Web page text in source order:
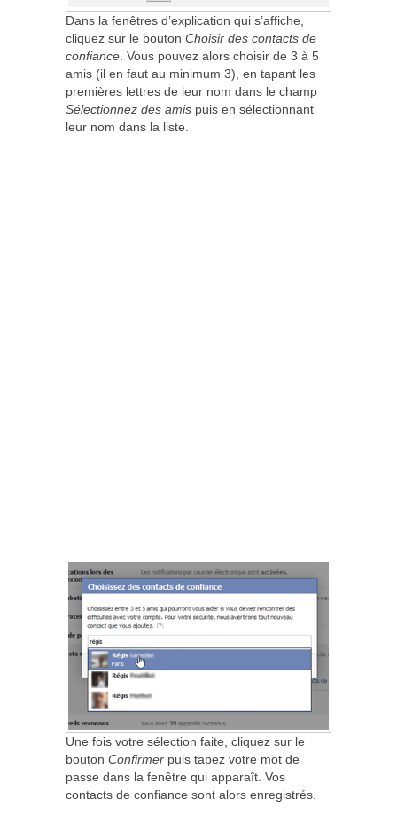
Dans la fenêtres d’explication qui s’affiche,
cliquez sur le bouton Choisir des contacts de
confiance . Vous pouvez alors choisir de 3 à 5
amis (il en faut au minimum 3), en tapant les
premières lettres de leur nom dans le champ
Sélectionnez des amis puis en sélectionnant
leur nom dans la liste.
Une fois votre sélection faite, cliquez sur le
bouton Confirmer puis tapez votre mot de
passe dans la fenêtre qui apparaît. Vos
contacts de confiance sont alors enregistrés.